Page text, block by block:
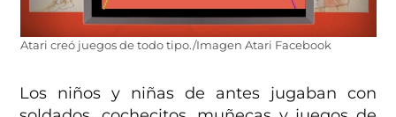
Atari creó juegos de todo tipo./Imagen Atari Facebook
Los niños y niñas de antes jugaban con